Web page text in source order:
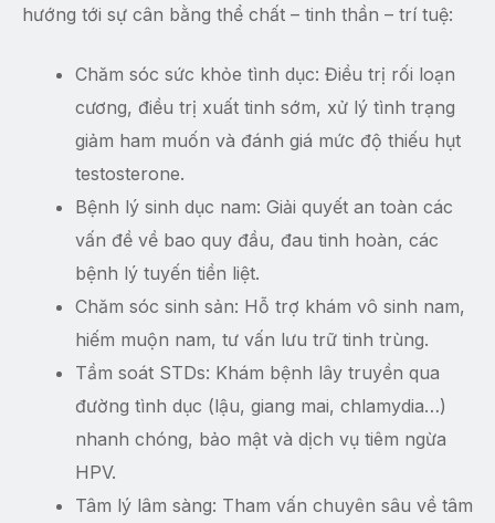
hướng tới sự cân bằng thể chất – tinh thần – trí tuệ:
Chăm sóc sức khỏe tình dục: Điều trị rối loạn
cương, điều trị xuất tinh sớm, xử lý tình trạng
giảm ham muốn và đánh giá mức độ thiếu hụt
testosterone.
Bệnh lý sinh dục nam: Giải quyết an toàn các
vấn đề về bao quy đầu, đau tinh hoàn, các
bệnh lý tuyến tiền liệt.
Chăm sóc sinh sản: Hỗ trợ khám vô sinh nam,
hiếm muộn nam, tư vấn lưu trữ tinh trùng.
Tầm soát STDs: Khám bệnh lây truyền qua
đường tình dục (lậu, giang mai, chlamydia…)
nhanh chóng, bảo mật và dịch vụ tiêm ngừa
HPV.
Tâm lý lâm sàng: Tham vấn chuyên sâu về tâm